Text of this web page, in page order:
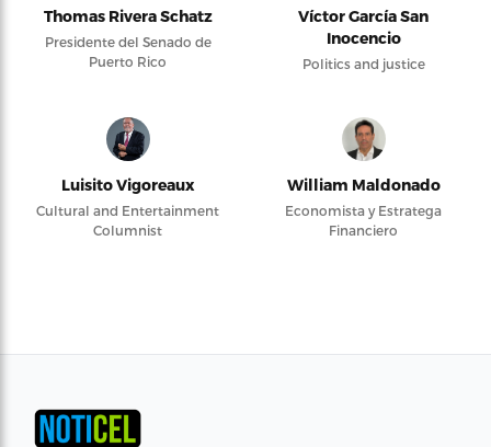
Thomas Rivera Schatz
Presidente del Senado de
Puerto Rico
Víctor García San
Inocencio
Politics and justice
Luisito Vigoreaux
Cultural and Entertainment
Columnist
William Maldonado
Economista y Estratega
Financiero